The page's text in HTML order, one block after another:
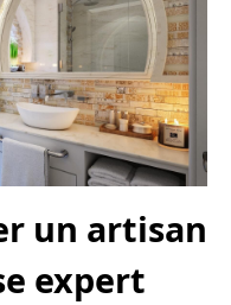
un artisan
expert